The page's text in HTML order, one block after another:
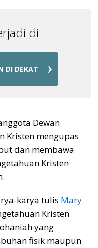
di
DI DEKAT
Dewan
Kristen mengupas
dan membawa
Kristen
karya tulis Mary
Kristen
yang
fisik maupun